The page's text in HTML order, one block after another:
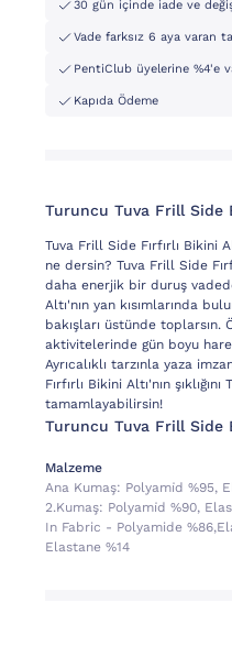
30 gün içinde iade ve
Vade farksız 6 aya varan
PentiClub üyelerine %4'e
Kapıda Ödeme
Turuncu Tuva Frill Side
Tuva Frill Side Fırfırlı Bikini
ne dersin? Tuva Frill Side
daha enerjik bir duruş
Altı'nın yan kısımlarında
bakışları üstünde toplarsın.
aktivitelerinde gün boyu
Ayrıcalıklı tarzınla yaza
Fırfırlı Bikini Altı'nın
tamamlayabilirsin!
Turuncu Tuva Frill Side
Malzeme
Ana Kumaş: Polyami̇d %95,
2.kumaş: Polyami̇d %90,
In Fabric - Polyamide
Elastane %14